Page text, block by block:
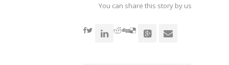
共
享
窗
口
共
享
窗
口
共
享
窗
口
You can share this story by using your